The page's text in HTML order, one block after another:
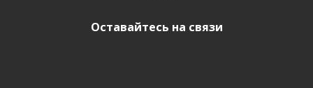
Оставайтесь на связи